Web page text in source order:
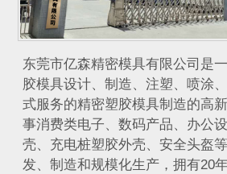
东莞市亿森精密模具有限公司是
胶模具设计、制造、注塑、喷涂
式服务的精密塑胶模具制造的高
事消费类电子、数码产品、办公
壳、充电桩塑胶外壳、安全头盔
发、制造和规模化生产，拥有20